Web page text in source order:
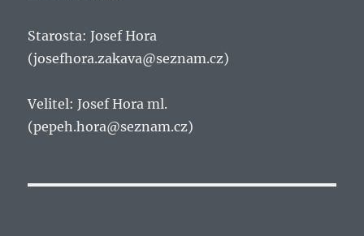
Starosta: Josef Hora
(josefhora.zakava@seznam.cz)
Velitel: Josef Hora ml.
(pepeh.hora@seznam.cz)